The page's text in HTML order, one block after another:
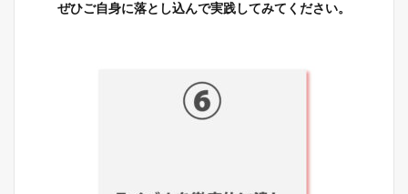
ぜひご自身に落とし込んで実践してみてください。